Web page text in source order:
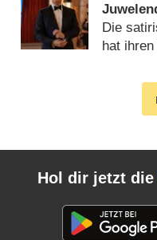
Review
Die
hat
Hol dir jetzt die